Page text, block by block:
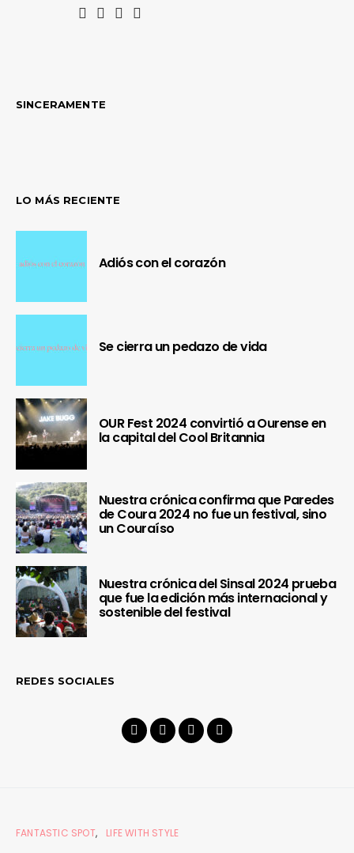
SINCERAMENTE
LO MÁS RECIENTE
Adiós con el corazón
Se cierra un pedazo de vida
OUR Fest 2024 convirtió a Ourense en
la capital del Cool Britannia
Nuestra crónica confirma que Paredes
de Coura 2024 no fue un festival, sino
un Couraíso
Nuestra crónica del Sinsal 2024 prueba
que fue la edición más internacional y
sostenible del festival
REDES SOCIALES
FANTASTIC SPOT LIFE WITH STYLE